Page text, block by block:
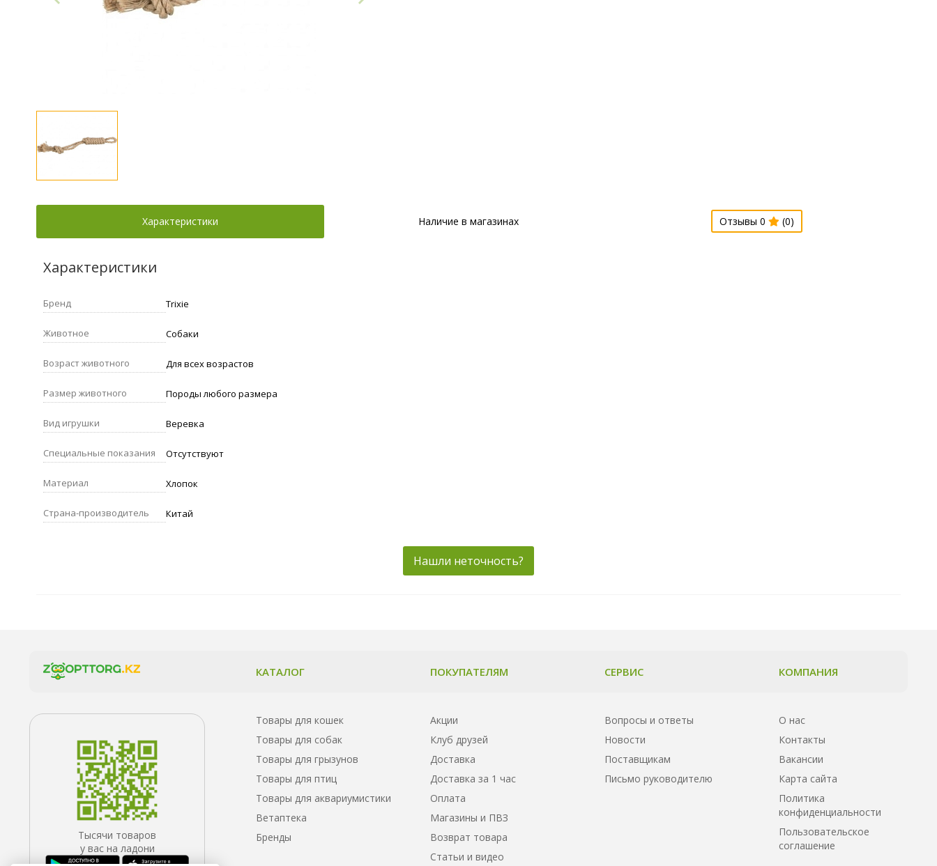
Характеристики Наличие в магазинах Отзывы 0 (0)
Характеристики
Бренд Trixie
Животное Собаки
Возраст животного Для всех возрастов
Размер животного Породы любого размера
Вид игрушки Веревка
Специальные показания Отсутствуют
Материал Хлопок
Страна-производитель Китай
Нашли неточность?
Тысячи товаров
у вас на ладони
КАТАЛОГ
Товары для кошек
Товары для собак
Товары для грызунов
Товары для птиц
Товары для аквариумистики
Ветаптека
Бренды
ПОКУПАТЕЛЯМ
Акции
Клуб друзей
Доставка
Доставка за 1 час
Оплата
Магазины и ПВЗ
Возврат товара
Статьи и видео
СЕРВИС
Вопросы и ответы
Новости
Поставщикам
Письмо руководителю
КОМПАНИЯ
О нас
Контакты
Вакансии
Карта сайта
Политика
конфиденциальности
Пользовательское
соглашение